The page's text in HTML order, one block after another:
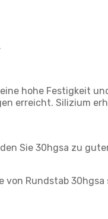
hohe Festigkeit
erreicht. Silizium
Sie 30hgsa zu
von Rundstab 30hgsa